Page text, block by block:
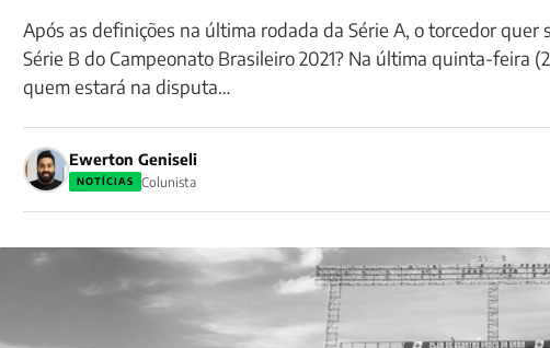
Após as definições na última rodada da Série A, o torcedor
Série B do Campeonato Brasileiro 2021? Na última quinta-feira
quem estará na disputa…
Ewerton Geniseli
NOTÍCIAS Colunista